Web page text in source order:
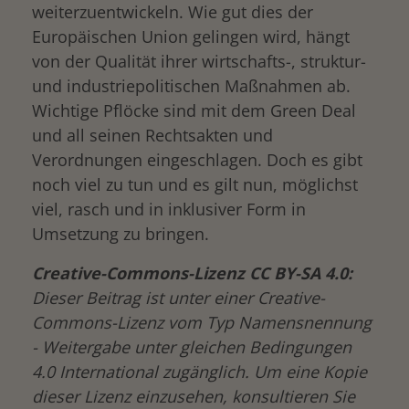
weiterzuentwickeln. Wie gut dies der
Europäischen Union gelingen wird, hängt
von der Qualität ihrer wirtschafts-, struktur-
und industriepolitischen Maßnahmen ab.
Wichtige Pflöcke sind mit dem Green Deal
und all seinen Rechtsakten und
Verordnungen eingeschlagen. Doch es gibt
noch viel zu tun und es gilt nun, möglichst
viel, rasch und in inklusiver Form in
Umsetzung zu bringen.
Creative-Commons-Lizenz CC BY-SA 4.0:
Dieser Beitrag ist unter einer Creative-
Commons-Lizenz vom Typ Namensnennung
- Weitergabe unter gleichen Bedingungen
4.0 International zugänglich. Um eine Kopie
dieser Lizenz einzusehen, konsultieren Sie